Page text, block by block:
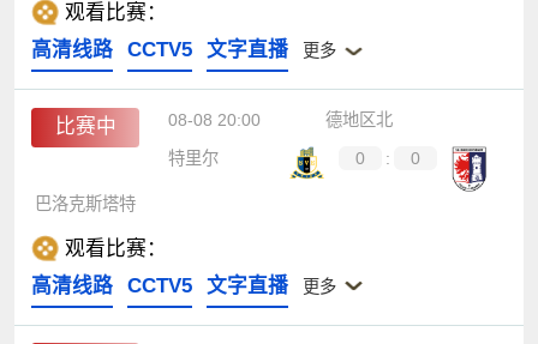
观看比赛：
高清线路
CCTV5 文字直播 更多
比赛中 08-08 20:00
德地区北
特里尔
0 : 0
巴洛克斯塔特
观看比赛：
高清线路
CCTV5 文字直播 更多